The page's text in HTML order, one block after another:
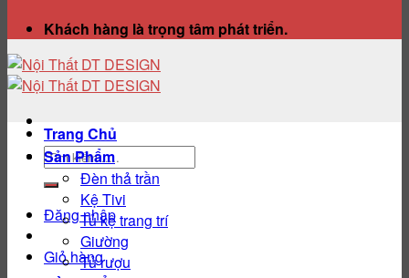
Khách hàng là trọng tâm phát triển.
Tìm
kiếm:
Đăng nhập
Giỏ hàng
Trang Chủ
Sản Phẩm
Đèn thả trần
Kệ Tivi
Tủ kệ trang trí
Giường
Tủ rượu